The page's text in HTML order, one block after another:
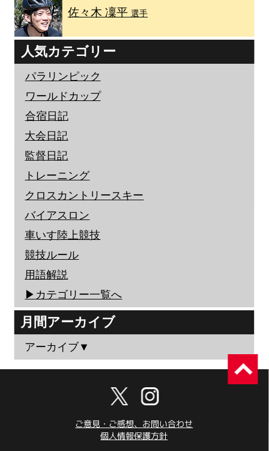
佐々木 凜平選手
人気カテゴリー
パラリンピック
ワールドカップ
合宿日記
大会日記
監督日記
トレーニング
クロスカントリースキー
バイアスロン
車いす陸上競技
競技ルール
用語解説
▶︎カテゴリー一覧へ
月間アーカイブ
アーカイブ▼
ご意見・ご感想、お問い合わせ
個人情報保護方針